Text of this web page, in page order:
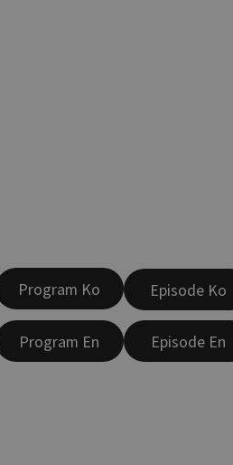
Program Ko
Program En
Episode Ko
Episode En